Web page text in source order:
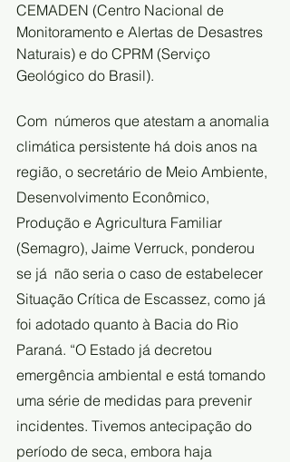
CEMADEN (Centro Nacional de
Monitoramento e Alertas de Desastres
Naturais) e do CPRM (Serviço
Geológico do Brasil).
Com  números que atestam a anomalia
climática persistente há dois anos na
região, o secretário de Meio Ambiente,
Desenvolvimento Econômico,
Produção e Agricultura Familiar
(Semagro), Jaime Verruck, ponderou
se já  não seria o caso de estabelecer
Situação Crítica de Escassez, como já
foi adotado quanto à Bacia do Rio
Paraná. “O Estado já decretou
emergência ambiental e está tomando
uma série de medidas para prevenir
incidentes. Tivemos antecipação do
período de seca, embora haja